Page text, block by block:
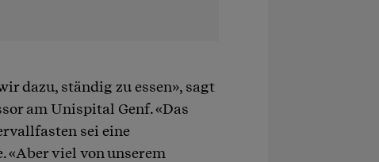
dazu, ständig zu essen», sagt
am Unispital Genf. «Das
sei eine
«Aber viel von unserem